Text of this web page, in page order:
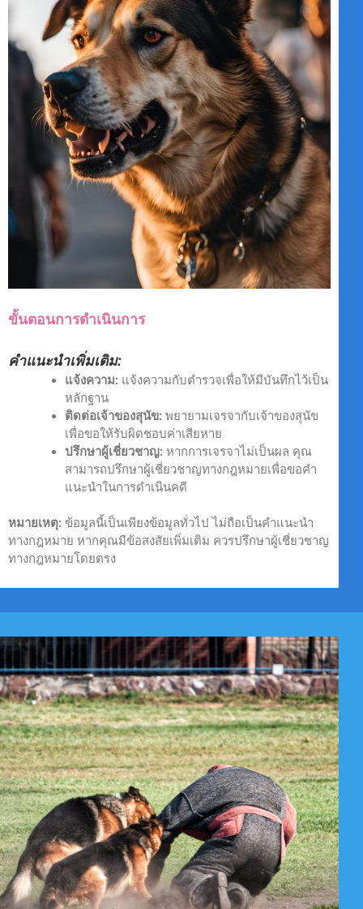
ขั้นตอนการดำเนินการ
คำแนะนำเพิ่มเติม:
แจ้งความ: แจ้งความกับตำรวจเพื่อให้มีบันทึกไว้เป็น
หลักฐาน
ติดต่อเจ้าของสุนัข: พยายามเจรจากับเจ้าของสุนัข
เพื่อขอให้รับผิดชอบค่าเสียหาย
ปรึกษาผู้เชี่ยวชาญ: หากการเจรจาไม่เป็นผล คุณ
สามารถปรึกษาผู้เชี่ยวชาญทางกฎหมายเพื่อขอคำ
แนะนำในการดำเนินคดี
หมายเหตุ: ข้อมูลนี้เป็นเพียงข้อมูลทั่วไป ไม่ถือเป็นคำแนะนำ
ทางกฎหมาย หากคุณมีข้อสงสัยเพิ่มเติม ควรปรึกษาผู้เชี่ยวชาญ
ทางกฎหมายโดยตรง